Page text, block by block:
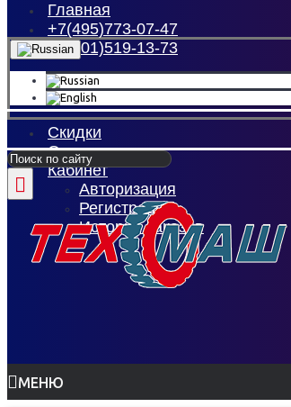
Главная
+7(495)773-07-47
+7(901)519-13-73
Скидки
О нас
Кабинет
Авторизация
Регистрация
История заказов
МЕНЮ